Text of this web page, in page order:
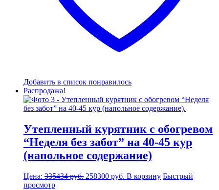
Добавить в список понравилось
Распродажа!
Утепленный курятник с обогревом
“Неделя без забот” на 40-45 кур
(напольное содержание)
Цена: 335434руб. Первоначальная
258300 руб. Текущая
В корзину Быстрый
просмотр